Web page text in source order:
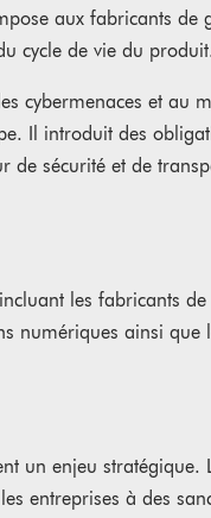
aux fabricants de
cycle de vie du
cybermenaces et au
Il introduit des
sécurité et de
les fabricants
numériques ainsi que
un enjeu stratégique.
entreprises à des